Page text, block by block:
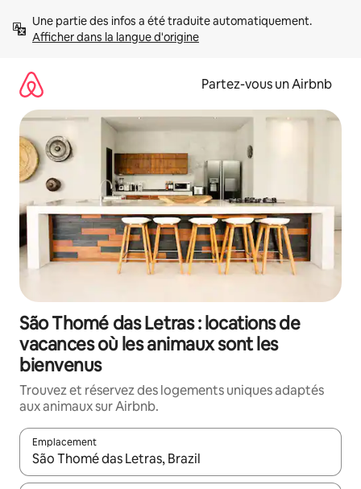
directement
Afficher dans la langue d'origine
Partez-vous un Airbnb
São Thomé das Letras : locations de
vacances où les animaux sont les
bienvenus
Trouvez et réservez des logements uniques adaptés
aux animaux sur Airbnb.
Emplacement
Quand les résultats sont affichés, parcourez-les en utilisant